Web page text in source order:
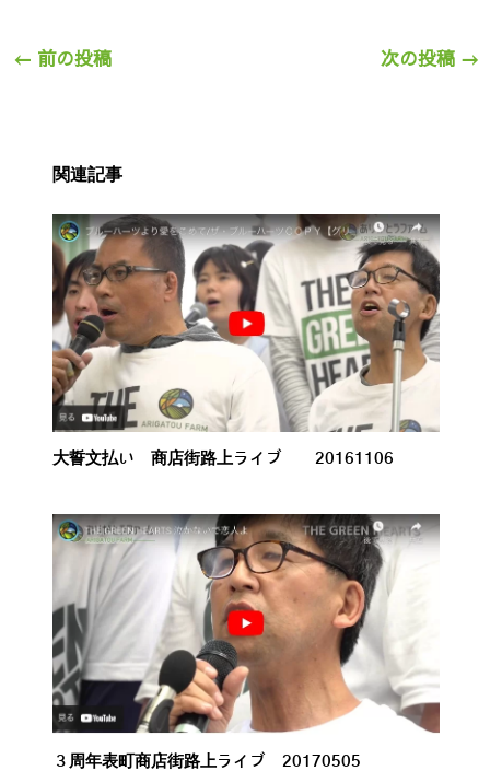
← 前の投稿 次の投稿 →
関連記事
大誓文払い 商店街路上ライブ 20161106
３周年表町商店街路上ライブ 20170505